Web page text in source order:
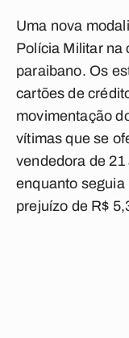
Uma nova
Polícia Militar na
paraibano. Os
cartões de
movimentação
vítimas que se
vendedora de
enquanto seguia
prejuízo de R$